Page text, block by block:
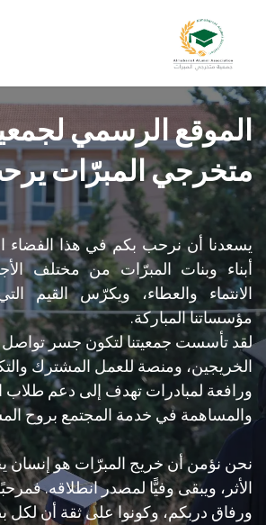
الموقع الرسمي
متخرجي المبرّات
يسعدنا أن نرحب بكم في هذا الفضاء
أبناء وبنات المبرّات من مختلف
الانتماء والعطاء، ويكرّس القيم
مؤسساتنا المباركة.
لقد تأسست جمعيتنا لتكون جسر تواصل
الخريجين، ومنصة للعمل المشترك
ورافعة لمبادرات تهدف إلى دعم طلاب
والمساهمة في خدمة المجتمع بروح
نحن نؤمن أن خريج المبرّات هو إنسان
الأثر، ويبقى وفيًّا لمصدر انطلاقه.
ورفاق دربكم، وكونوا على ثقة أن لكل